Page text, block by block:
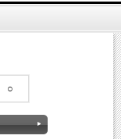
○